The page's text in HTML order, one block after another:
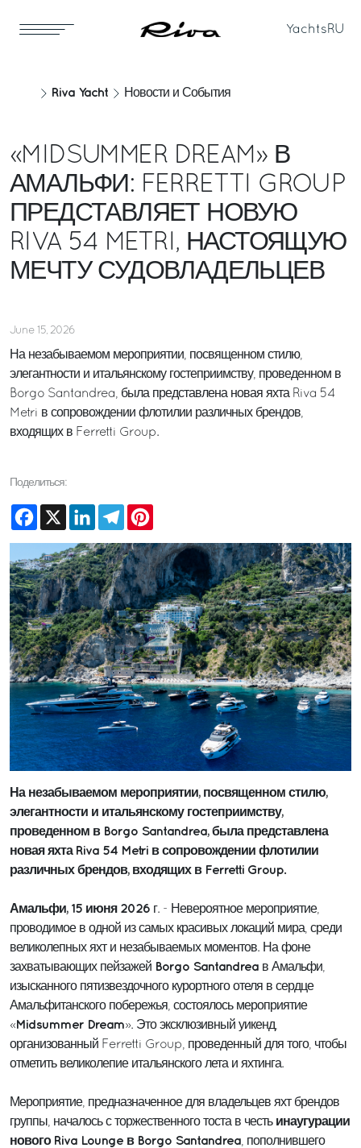
Yachts RU
Riva Yacht Новости и События
«MIDSUMMER DREAM» В
АМАЛЬФИ: FERRETTI GROUP
ПРЕДСТАВЛЯЕТ НОВУЮ
RIVA 54 METRI, НАСТОЯЩУЮ
МЕЧТУ СУДОВЛАДЕЛЬЦЕВ
June 15, 2026
На незабываемом мероприятии, посвященном стилю,
элегантности и итальянскому гостеприимству, проведенном в
Borgo Santandrea, была представлена новая яхта Riva 54
Metri в сопровождении флотилии различных брендов,
входящих в Ferretti Group.
Поделиться:
Facebook
X LinkedInTelegram
На незабываемом мероприятии, посвященном стилю,
элегантности и итальянскому гостеприимству,
проведенном в Borgo Santandrea, была представлена
новая яхта Riva 54 Metri в сопровождении флотилии
различных брендов, входящих в Ferretti Group.
Амальфи, 15 июня 2026 г. - Невероятное мероприятие,
проводимое в одной из самых красивых локаций мира, среди
великолепных яхт и незабываемых моментов. На фоне
захватывающих пейзажей Borgo Santandrea в Амальфи,
изысканного пятизвездочного курортного отеля в сердце
Амальфитанского побережья, состоялось мероприятие
«Midsummer Dream». Это эксклюзивный уикенд,
организованный Ferretti Group, проведенный для того, чтобы
отметить великолепие итальянского лета и яхтинга.
Мероприятие, предназначенное для владельцев яхт брендов
группы, началось с торжественного тоста в честь инаугурации
нового Riva Lounge в Borgo Santandrea , пополнившего